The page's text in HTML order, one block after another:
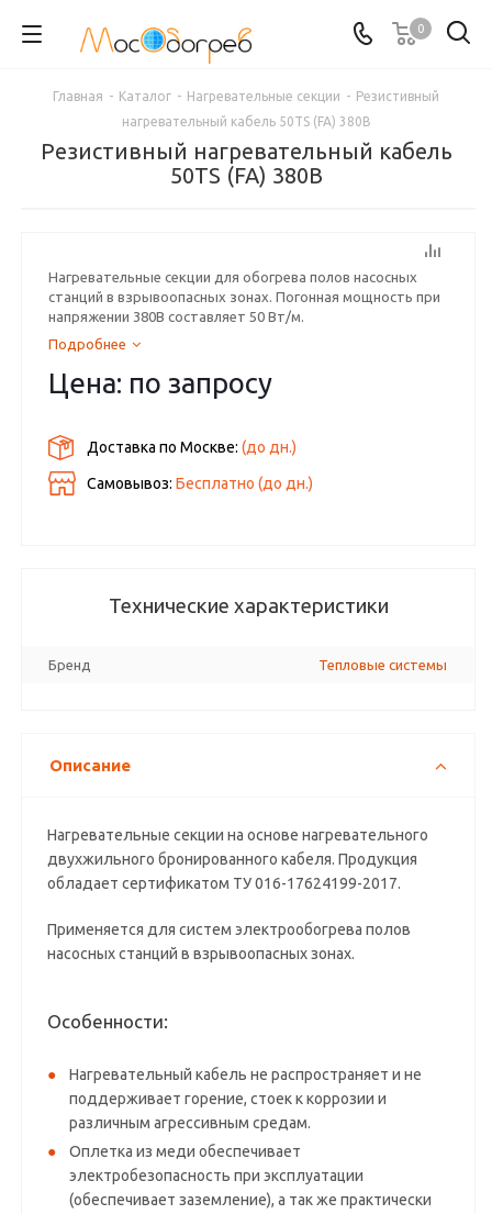
0
Главная - Каталог - Нагревательные секции - Резистивный
нагревательный кабель 50TS (FA) 380В
Резистивный нагревательный кабель
50TS (FA) 380В
Нагревательные секции для обогрева полов насосных
станций в взрывоопасных зонах. Погонная мощность при
напряжении 380В составляет 50 Вт/м.
Подробнее
Цена: по запросу
Доставка по Москве:(до дн.)
Самовывоз:Бесплатно (до дн.)
Технические характеристики
Бренд Тепловые системы
Описание
Нагревательные секции на основе нагревательного
двухжильного бронированного кабеля. Продукция
обладает сертификатом ТУ 016-17624199-2017.
Применяется для систем электрообогрева полов
насосных станций в взрывоопасных зонах.
Особенности:
Нагревательный кабель не распространяет и не
поддерживает горение, стоек к коррозии и
различным агрессивным средам.
Оплетка из меди обеспечивает
электробезопасность при эксплуатации
(обеспечивает заземление), а так же практически